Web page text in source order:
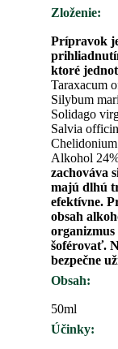
Zloženie:
Prípravok
ktoré
Taraxacum
Silybum
Solidago
Salvia
Alkohol
zachováva
majú dlhú
efektívne.
obsah
šoférovať.
bezpečne
Obsah:
50ml
Účinky: